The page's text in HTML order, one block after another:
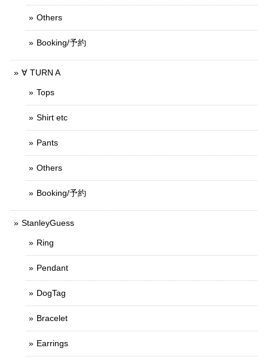
Others
Booking/予約
∀ TURN A
Tops
Shirt etc
Pants
Others
Booking/予約
StanleyGuess
Ring
Pendant
DogTag
Bracelet
Earrings